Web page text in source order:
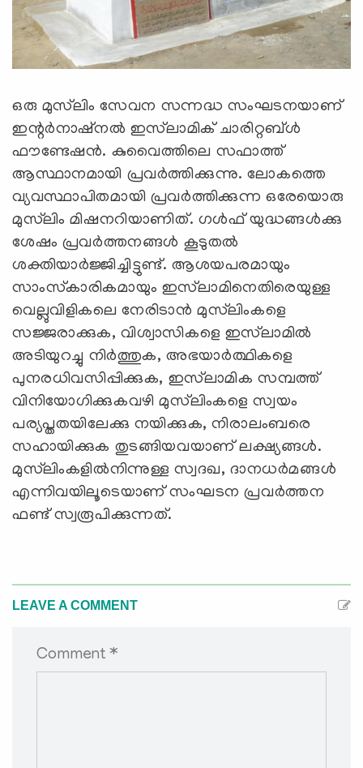
ഒരു മുസ്‌ലിം സേവന സന്നദ്ധ സംഘടനയാണ്
ഇന്റര്‍നാഷ്‌നല്‍ ഇസ്‌ലാമിക് ചാരിറ്റബ്ള്‍
ഫൗണ്ടേഷന്‍. കുവൈത്തിലെ സഫാത്ത്
ആസ്ഥാനമായി പ്രവര്‍ത്തിക്കുന്നു. ലോകത്തെ
വ്യവസ്ഥാപിതമായി പ്രവര്‍ത്തിക്കുന്ന ഒരേയൊരു
മുസ്‌ലിം മിഷനറിയാണിത്. ഗള്‍ഫ് യുദ്ധങ്ങള്‍ക്കു
ശേഷം പ്രവര്‍ത്തനങ്ങള്‍ കൂടുതല്‍
ശക്തിയാര്‍ജ്ജിച്ചിട്ടുണ്ട്. ആശയപരമായും
സാംസ്‌കാരികമായും ഇസ്‌ലാമിനെതിരെയുള്ള
വെല്ലുവിളികലെ നേരിടാന്‍ മുസ്‌ലിംകളെ
സജ്ജരാക്കുക, വിശ്വാസികളെ ഇസ്‌ലാമില്‍
അടിയുറച്ചു നിര്‍ത്തുക, അഭയാര്‍ത്ഥികളെ
പുനരധിവസിപ്പിക്കുക, ഇസ്‌ലാമിക സമ്പത്ത്
വിനിയോഗിക്കുകവഴി മുസ്‌ലിംകളെ സ്വയം
പര്യപ്തതയിലേക്കു നയിക്കുക, നിരാലംബരെ
സഹായിക്കുക തുടങ്ങിയവയാണ് ലക്ഷ്യങ്ങള്‍.
മുസ്‌ലിംകളില്‍നിന്നുള്ള സ്വദഖ, ദാനധര്‍മങ്ങള്‍
എന്നിവയിലൂടെയാണ് സംഘടന പ്രവര്‍ത്തന
ഫണ്ട് സ്വരൂപിക്കുന്നത്.
LEAVE A COMMENT
Comment *